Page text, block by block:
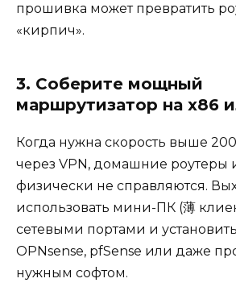
прошивка может превратить
«кирпич».
3. Соберите мощный
маршрутизатор на x86
Когда нужна скорость выше
через VPN, домашние роутеры
физически не справляются.
использовать мини-ПК (薄
сетевыми портами и
OPNsense, pfSense или даже
нужным софтом.